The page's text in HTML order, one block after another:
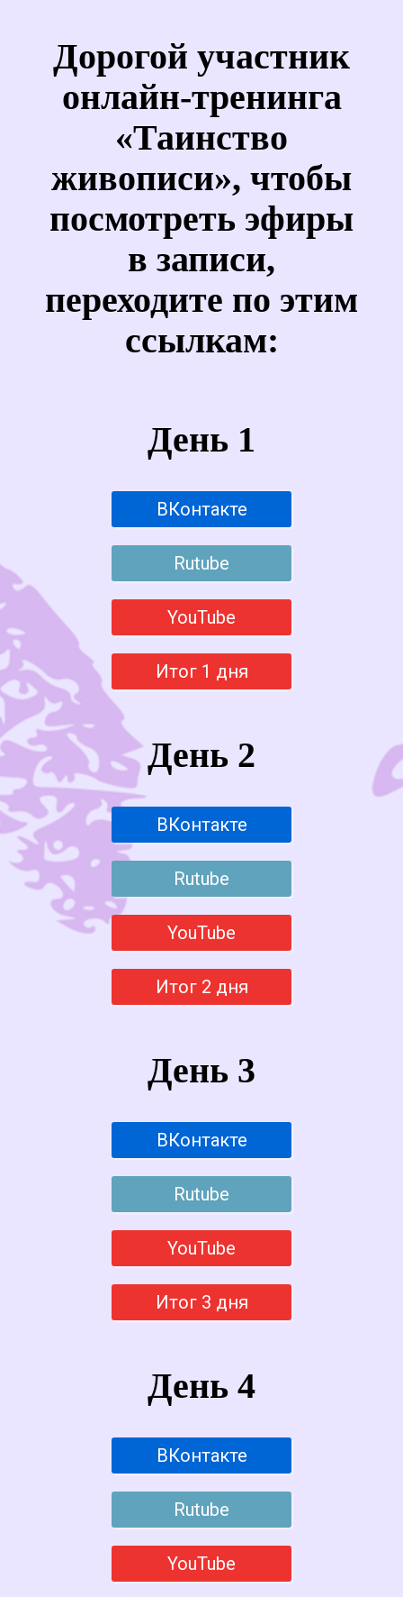
Дорогой участник
онлайн-тренинга
«Таинство
живописи», чтобы
посмотреть эфиры
в записи,
переходите по этим
ссылкам:
День 1
ВКонтакте
Rutube
YouTube
Итог 1 дня
День 2
ВКонтакте
Rutube
YouTube
Итог 2 дня
День 3
ВКонтакте
Rutube
YouTube
Итог 3 дня
День 4
ВКонтакте
Rutube
YouTube